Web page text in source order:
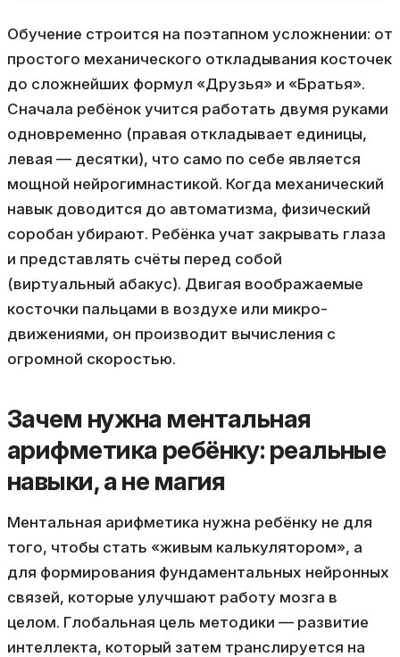
Обучение строится на поэтапном усложнении: от
простого механического откладывания косточек
до сложнейших формул «Друзья» и «Братья».
Сначала ребёнок учится работать двумя руками
одновременно (правая откладывает единицы,
левая — десятки), что само по себе является
мощной нейрогимнастикой. Когда механический
навык доводится до автоматизма, физический
соробан убирают. Ребёнка учат закрывать глаза
и представлять счёты перед собой
(виртуальный абакус). Двигая воображаемые
косточки пальцами в воздухе или микро-
движениями, он производит вычисления с
огромной скоростью.
Зачем нужна ментальная
арифметика ребёнку: реальные
навыки, а не магия
Ментальная арифметика нужна ребёнку не для
того, чтобы стать «живым калькулятором», а
для формирования фундаментальных нейронных
связей, которые улучшают работу мозга в
целом. Глобальная цель методики — развитие
интеллекта, который затем транслируется на